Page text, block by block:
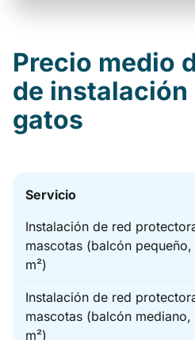
Precio medio
de instalación
gatos
Servicio
Instalación de red
mascotas (balcón
m²)
Instalación de red
mascotas (balcón mediano,
m²)